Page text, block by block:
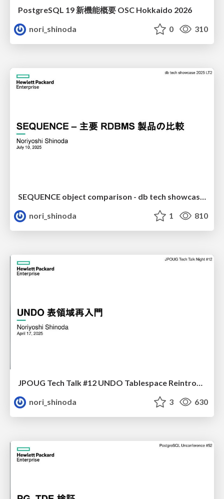
PostgreSQL 19 新機能概要 OSC Hokkaido 2026
nori_shinoda
0 310
nori_shinoda
1 810
JPOUG Tech Talk #12 UNDO Tablespace Reintroduction
nori_shinoda
3 630